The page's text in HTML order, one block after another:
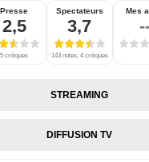
Presse
2,5
5 critiques
Spectateurs
3,7
143 notes, 4 critiques
Mes
STREAMING
DIFFUSION TV